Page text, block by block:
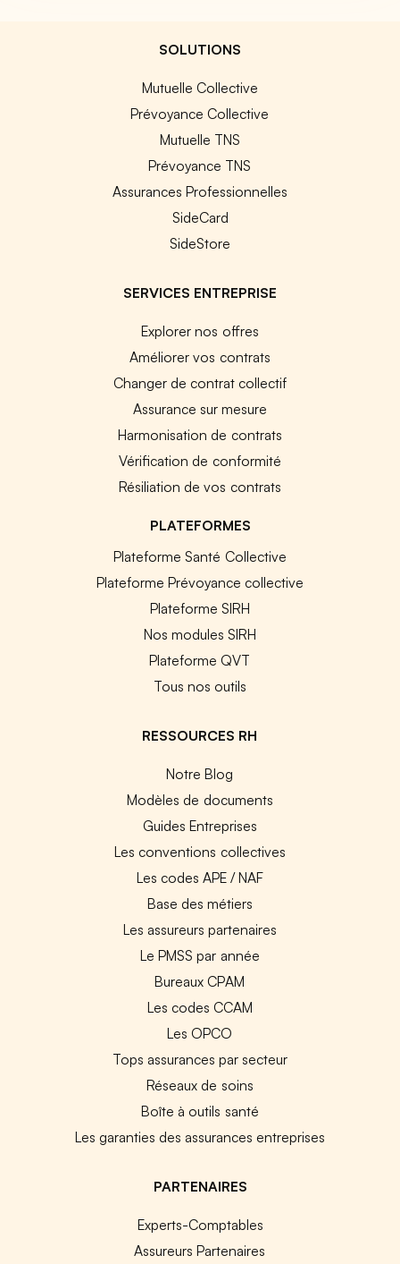
SOLUTIONS
Mutuelle Collective
Prévoyance Collective
Mutuelle TNS
Prévoyance TNS
Assurances Professionnelles
SideCard
SideStore
SERVICES ENTREPRISE
Explorer nos offres
Améliorer vos contrats
Changer de contrat collectif
Assurance sur mesure
Harmonisation de contrats
Vérification de conformité
Résiliation de vos contrats
PLATEFORMES
Plateforme Santé Collective
Plateforme Prévoyance collective
Plateforme SIRH
Nos modules SIRH
Plateforme QVT
Tous nos outils
RESSOURCES RH
Notre Blog
Modèles de documents
Guides Entreprises
Les conventions collectives
Les codes APE / NAF
Base des métiers
Les assureurs partenaires
Le PMSS par année
Bureaux CPAM
Les codes CCAM
Les OPCO
Tops assurances par secteur
Réseaux de soins
Boîte à outils santé
Les garanties des assurances entreprises
PARTENAIRES
Experts-Comptables
Assureurs Partenaires